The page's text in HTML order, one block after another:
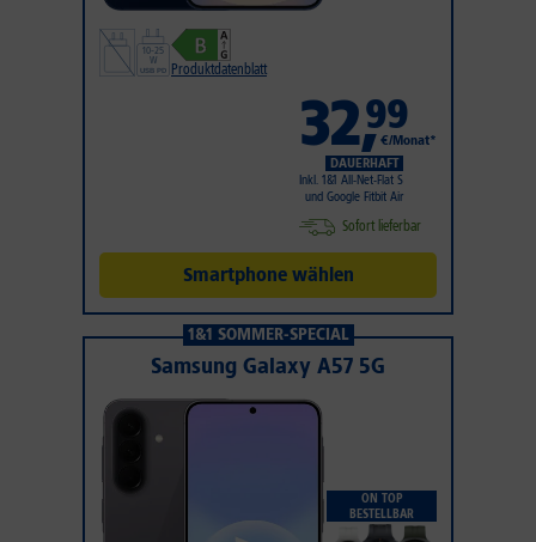
Produktdatenblatt
32,99
€/Monat*
DAUERHAFT
Inkl. 1&1 All-Net-Flat S
und Google Fitbit Air
Sofort lieferbar
Smartphone wählen
1&1 SOMMER-SPECIAL
Samsung Galaxy A57 5G
ON TOP
BESTELLBAR